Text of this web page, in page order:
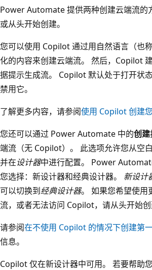
Power Automate 提供两种创建云端流的
或从头开始创建。
您可以使用 Copilot 通过用自然语言（也
化的内容来创建云端流。 然后，Copilot
据提示生成流。 Copilot 默认处于打开状
禁用它。
了解更多内容，请参阅使用 Copilot 创建
您还可以通过 Power Automate 中的创建
端流（无 Copilot）。 此选项允许您从空
并在设计器中进行配置。 Power
您选择：新设计器和经典设计器。 新设计
可以切换到经典设计器。 如果您希望使用
流，或者无法访问 Copilot，请从头开始创
请参阅在不使用 Copilot 的情况下创建第
信息。
Copilot 仅在新设计器中可用。 若要帮助